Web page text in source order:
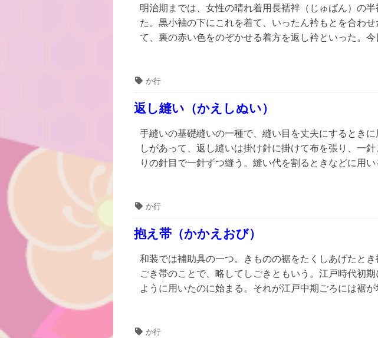
明治期までは、女性の晴れ着用長襦袢（じゅばん）の
た。黒小袖の下にこれを着て、いったん衿もとを合わ
て、裏の赤い色をのぞかせる着方を返し衿といった。
タ か行
返し縫い（かえしぬい）
手縫いの基礎縫いの一種で、縫い目を丈夫にするとき
しがあって、返し縫いは掛け針に掛けて布を張り、一
りの針目で一針ずつ縫う。縫い代を割るときなどに用
タ か行
抱え帯（かかえおび）
和装では補助具の一つ。きものの裾をたくしあげたと
ごき帯のことで、略してしごきともいう。江戸時代初
ように用いたのに始まる。それが江戸中期ごろには裾
タ か行